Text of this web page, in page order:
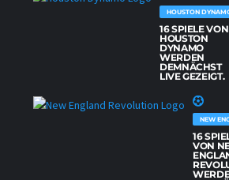
HOUSTON
16 SPIELE VON
HOUSTON
DYNAMO
WERDEN
DEMNÄCHST
LIVE GEZEIGT.
NEW
16
VON